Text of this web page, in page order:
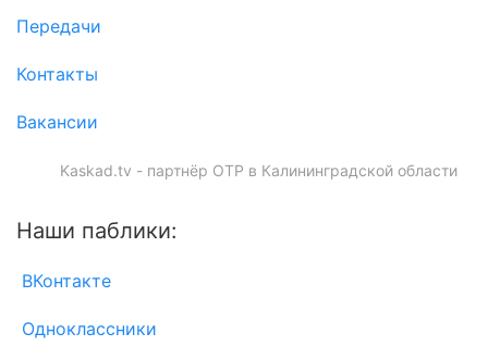
Передачи
Контакты
Вакансии
Kaskad.tv - партнёр ОТР в Калининградской области
Наши паблики:
ВКонтакте
Одноклассники